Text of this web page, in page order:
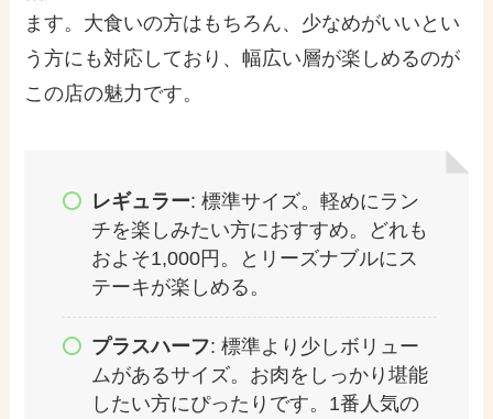
ます。大食いの方はもちろん、少なめがいいとい
う方にも対応しており、幅広い層が楽しめるのが
この店の魅力です。
レギュラー: 標準サイズ。軽めにラン
チを楽しみたい方におすすめ。どれも
およそ1,000円。とリーズナブルにス
テーキが楽しめる。
プラスハーフ: 標準より少しボリュー
ムがあるサイズ。お肉をしっかり堪能
したい方にぴったりです。1番人気の